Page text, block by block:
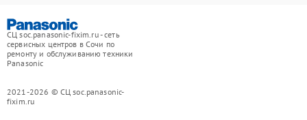
СЦ soc.panasonic-fixim.ru - сеть
сервисных центров в Сочи по
ремонту и обслуживанию техники
Panasonic
2021-2026 © СЦ soc.panasonic-
fixim.ru